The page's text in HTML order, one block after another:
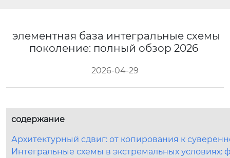
элементная база интегральные схемы
поколение: полный обзор 2026
2026-04-29
содержание
Архитектурный сдвиг: от копирования к
Интегральные схемы в экстремальных условиях: